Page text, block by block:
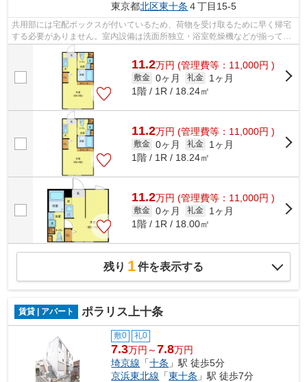
東京都北区東十条 ４丁目15-5
共用部には宅配ボックスが付いているため、荷物を受け取るために早く帰宅
する必要がありません。室内設備は洗面所独立・浴室乾燥機などが揃ってい
るので、快適に過ごしやすいお部屋に...
11.2万円 (管理費等：11,000円 )
敷金 0ヶ月 礼金
1ヶ月
1階 / 1R / 18.24㎡
11.2万円 (管理費等：11,000円 )
敷金 0ヶ月 礼金
1ヶ月
1階 / 1R / 18.24㎡
11.2万円 (管理費等：11,000円 )
敷金 0ヶ月 礼金
1ヶ月
1階 / 1R / 18.00㎡
残り 1件を表示する
賃貸 | アパート ポラリス上十条
敷0 礼0
7.3万円～7.8万円
埼京線 「十条 」駅 徒歩5分
京浜東北線 「東十条 」駅 徒歩7分